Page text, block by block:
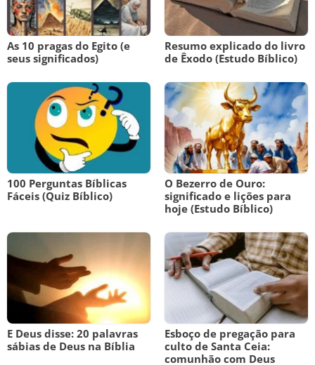
As 10 pragas do Egito (e
seus significados)
Resumo explicado do livro
de Êxodo (Estudo Bíblico)
100 Perguntas Bíblicas
Fáceis (Quiz Bíblico)
O Bezerro de Ouro:
significado e lições para
hoje (Estudo Bíblico)
E Deus disse: 20 palavras
sábias de Deus na Bíblia
Esboço de pregação para
culto de Santa Ceia:
comunhão com Deus